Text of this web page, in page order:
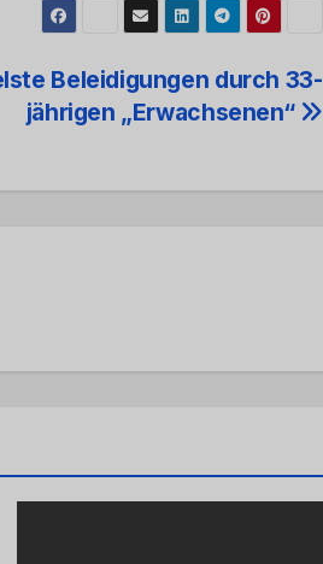
Beleidigungen durch 33-
jährigen „Erwachsenen“